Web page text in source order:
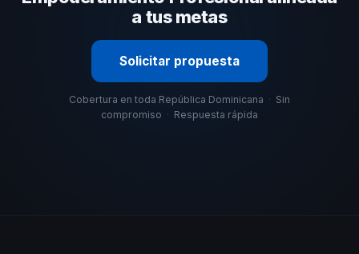
a tus metas
Solicitar propuesta
Cobertura en toda República Dominicana · Sin
compromiso · Respuesta rápida